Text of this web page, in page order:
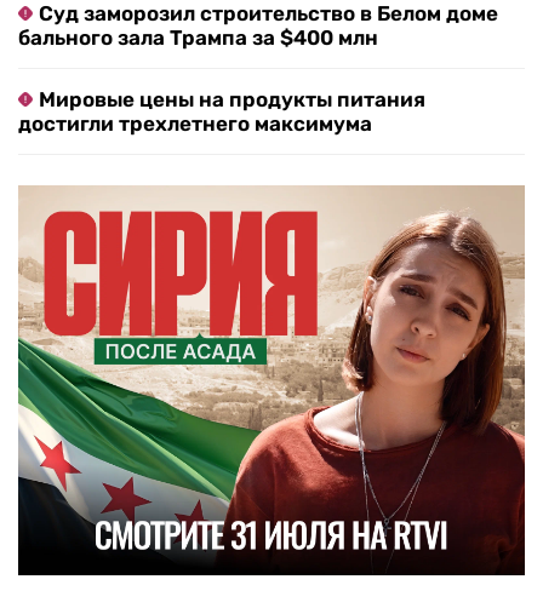
Суд заморозил строительство в Белом доме
бального зала Трампа за $400 млн
Мировые цены на продукты питания
достигли трехлетнего максимума